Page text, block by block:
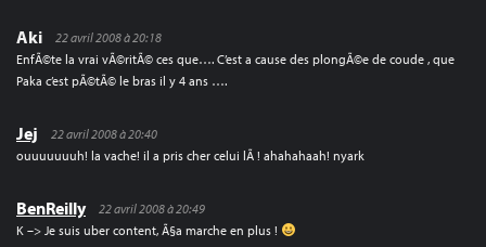
Aki
22 avril 2008 à 20:18
EnfÃ©te la vrai vÃ©ritÃ© ces que…. C’est a cause des plongÃ©e de coude , que
Paka c’est pÃ©tÃ© le bras il y 4 ans ….
Jej
22 avril 2008 à 20:40
ouuuuuuuh! la vache! il a pris cher celui lÃ ! ahahahaah! nyark
BenReilly
22 avril 2008 à 20:49
K –> Je suis uber content, Ã§a marche en plus !